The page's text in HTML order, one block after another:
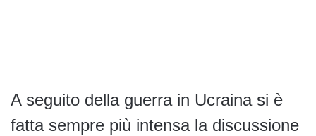
A seguito della guerra in Ucraina si è
fatta sempre più intensa la discussione